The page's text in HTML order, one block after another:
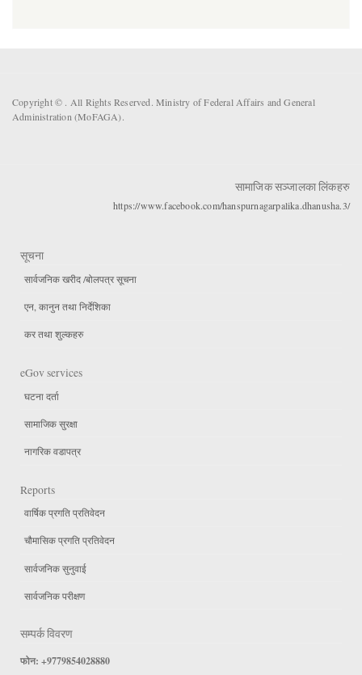
Copyright © . All Rights Reserved. Ministry of Federal Affairs and General
Administration (MoFAGA).
सामाजिक सञ्जालका लिंकहरु
https://www.facebook.com/hanspurnagarpalika.dhanusha.3/
सूचना
सार्वजनिक खरीद /बोलपत्र सूचना
एन, कानुन तथा निर्देशिका
कर तथा शुल्कहरु
eGov services
घटना दर्ता
सामाजिक सुरक्षा
नागरिक वडापत्र
Reports
वार्षिक प्रगति प्रतिवेदन
चौमासिक प्रगति प्रतिवेदन
सार्वजनिक सुनुवाई
सार्वजनिक परीक्षण
सम्पर्क विवरण
फोन: +9779854028880